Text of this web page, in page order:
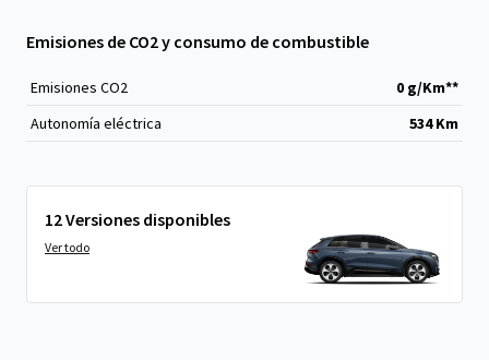
Emisiones de CO2 y consumo de combustible
Emisiones CO2
0 g/Km**
Autonomía eléctrica
534 Km
12 Versiones disponibles
Ver todo